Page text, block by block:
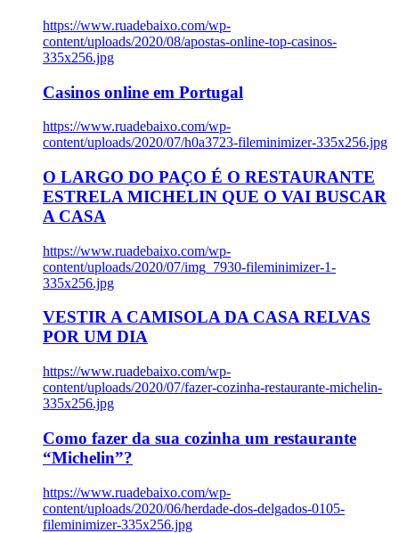
https://www.ruadebaixo.com/wp-
content/uploads/2020/08/apostas-online-top-casinos-
335x256.jpg
Casinos online em Portugal
https://www.ruadebaixo.com/wp-
content/uploads/2020/07/h0a3723-fileminimizer-335x256.jpg
O LARGO DO PAÇO É O RESTAURANTE
ESTRELA MICHELIN QUE O VAI BUSCAR
A CASA
https://www.ruadebaixo.com/wp-
content/uploads/2020/07/img_7930-fileminimizer-1-
335x256.jpg
VESTIR A CAMISOLA DA CASA RELVAS
POR UM DIA
https://www.ruadebaixo.com/wp-
content/uploads/2020/07/fazer-cozinha-restaurante-michelin-
335x256.jpg
Como fazer da sua cozinha um restaurante
“Michelin”?
https://www.ruadebaixo.com/wp-
content/uploads/2020/06/herdade-dos-delgados-0105-
fileminimizer-335x256.jpg